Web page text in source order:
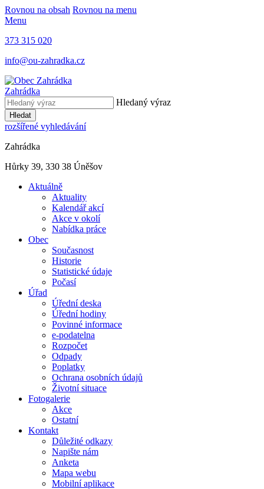
Rovnou na obsah Rovnou na menu
Menu
373 315 020
info@ou-zahradka.cz
Zahrádka
Hledaný výraz
Hledat
rozšířené vyhledávání
Zahrádka
Hůrky 39, 330 38 Úněšov
Aktuálně
Aktuality
Kalendář akcí
Akce v okolí
Nabídka práce
Obec
Současnost
Historie
Statistické údaje
Počasí
Úřad
Úřední deska
Úřední hodiny
Povinné informace
e-podatelna
Rozpočet
Odpady
Poplatky
Ochrana osobních údajů
Životní situace
Fotogalerie
Akce
Ostatní
Kontakt
Důležité odkazy
Napište nám
Anketa
Mapa webu
Mobilní aplikace